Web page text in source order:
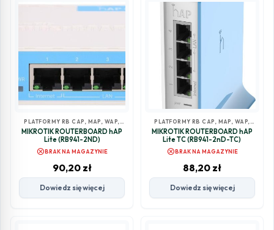
PLATFORMY RB CAP, MAP, WAP,
HAP
MIKROTIK ROUTERBOARD hAP
Lite (RB941-2ND)
cancelBRAK NA MAGAZYNIE
90,20 zł
Dowiedz się więcej
PLATFORMY RB CAP, MAP, WAP,
HAP
MIKROTIK ROUTERBOARD hAP
Lite TC (RB941-2nD-TC)
cancelBRAK NA MAGAZYNIE
88,20 zł
Dowiedz się więcej